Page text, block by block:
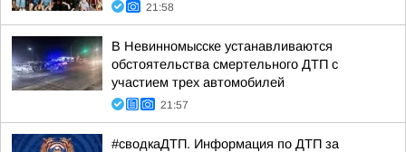
21:58
В Невинномысске устанавливаются
обстоятельства смертельного ДТП с
участием трех автомобилей
21:57
#сводкаДТП. Информация по ДТП за